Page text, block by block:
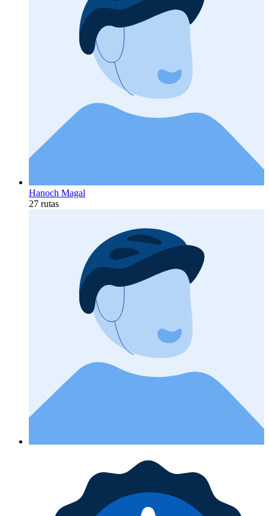
Hanoch Magal
27 rutas